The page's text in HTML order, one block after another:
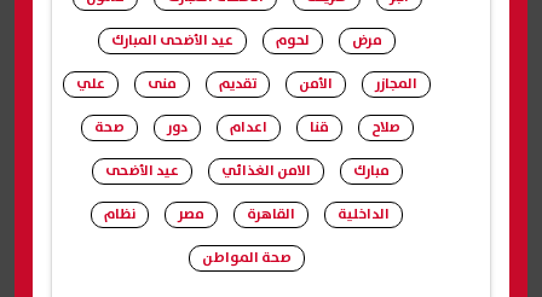
مرض
لحوم
عيد الأضحى المبارك
المجازر
الأمن تقديم منى
علي
صلاح
قنا اعدام دور
صحة
مبارك
الامن الغذائي
عيد الأضحى
الداخلية
القاهرة مصر
نظام
صحة المواطن